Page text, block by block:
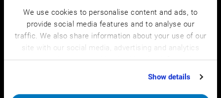
We use cookies to personalise content and ads, to
provide social media features and to analyse our
traffic. We also share information about your use of our
site with our social media, advertising and analytics
partners who may combine it with other information
that you’ve provided to them or that they’ve collected
Show details